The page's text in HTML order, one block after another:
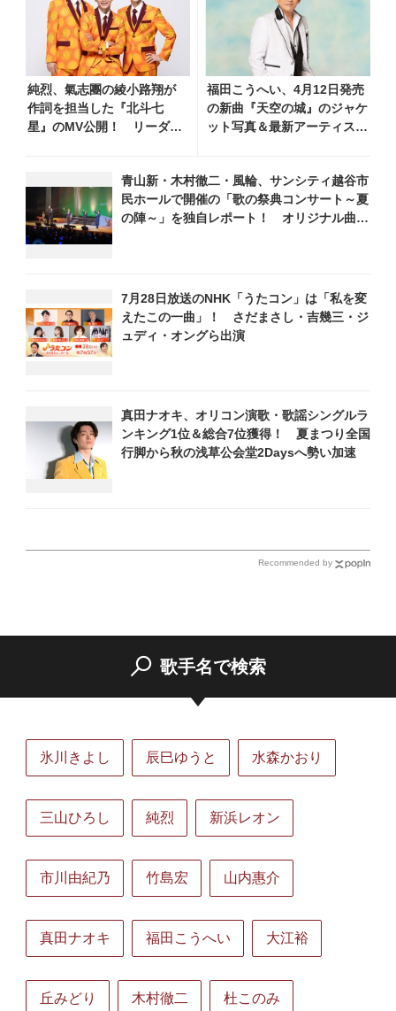
純烈、氣志團の綾小路翔が
作詞を担当した『北斗七
星』のMV公開！ リーダ
福田こうへい、4月12日発売
の新曲『天空の城』のジャケ
ット写真＆最新アーティスト
22日に発売
青山新・木村徹二・風輪、サンシティ越谷市
民ホールで開催の「歌の祭典コンサート～夏
の陣～」を独自レポート！ オリジナル曲か
7月28日放送のNHK「うたコン」は「私を変
えたこの一曲」！ さだまさし・吉幾三・ジ
ュディ・オングら出演
真田ナオキ、オリコン演歌・歌謡シングルラ
ンキング1位＆総合7位獲得！ 夏まつり全国
行脚から秋の浅草公会堂2Daysへ勢い加速
Recommended by
歌手名で検索
氷川きよし 辰巳ゆうと 水森かおり
三山ひろし 純烈 新浜レオン
市川由紀乃 竹島宏 山内惠介
真田ナオキ 福田こうへい 大江裕
丘みどり 木村徹二 杜このみ